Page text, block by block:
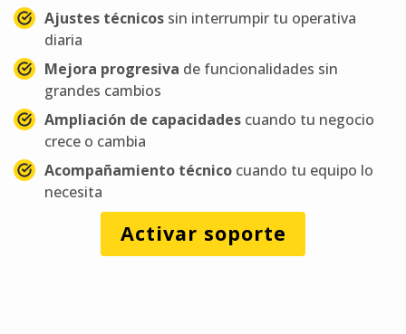
Ajustes técnicos sin interrumpir tu operativa
diaria
Mejora progresiva de funcionalidades sin
grandes cambios
Ampliación de capacidades cuando tu negocio
crece o cambia
Acompañamiento técnico cuando tu equipo lo
necesita
Activar soporte